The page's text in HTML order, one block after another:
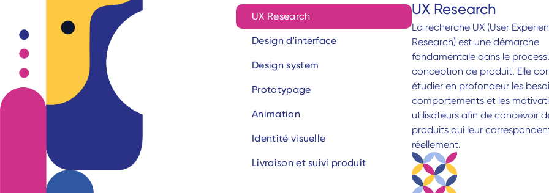
UX Research
Design d'interface
Design system
Prototypage
Animation
Identité visuelle
Livraison et suivi produit
UX Research
La recherche UX (User
Research) est une démarche
fondamentale dans le
conception de produit. Elle
étudier en profondeur les
comportements et les
utilisateurs afin de concevoir
produits qui leur
réellement.